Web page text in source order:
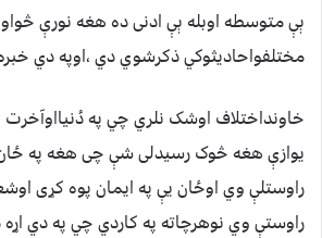
ېې متوسطه اوبله ېې ادنی ده هغه نورې
مختلفواحادیثوکي ذکرشوي دي ،اوپه دي
خاونداختلاف اوشک نلري چي په دُنيااوآخرت
يوازې هغه څوک رسيدلی شې چی هغه په
راوستلې وي اوځان يې په ايمان پوه کړی
راوستې وي نوهرچاته په کاردي چي په دي